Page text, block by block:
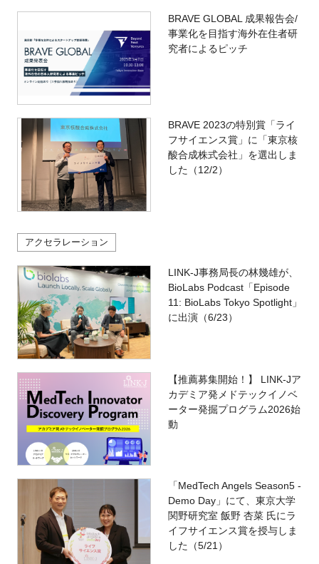
BRAVE GLOBAL 成果報告会/
事業化を目指す海外在住者研
究者によるピッチ
BRAVE 2023の特別賞「ライ
フサイエンス賞」に「東京核
酸合成株式会社」を選出しま
した（12/2）
アクセラレーション
LINK-J事務局長の林幾雄が、
BioLabs Podcast「Episode
11: BioLabs Tokyo Spotlight」
に出演（6/23）
【推薦募集開始！】 LINK-Jア
カデミア発メドテックイノベ
ーター発掘プログラム2026始
動
「MedTech Angels Season5 -
Demo Day」にて、東京大学
関野研究室 飯野 杏菜 氏にラ
イフサイエンス賞を授与しま
した（5/21）